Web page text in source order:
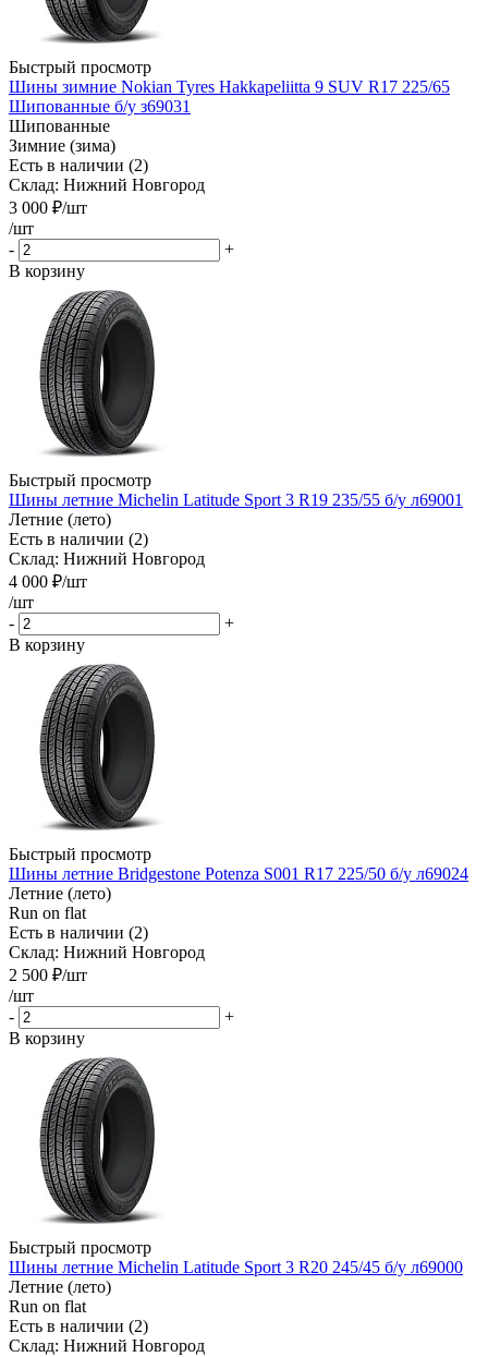
Быстрый просмотр
Шины зимние Nokian Tyres Hakkapeliitta 9 SUV R17 225/65
Шипованные б/у з69031
Шипованные
Зимние (зима)
Есть в наличии (2)
Склад: Нижний Новгород
3 000 ₽/шт
/шт
-
+
В корзину
Быстрый просмотр
Шины летние Michelin Latitude Sport 3 R19 235/55 б/у л69001
Летние (лето)
Есть в наличии (2)
Склад: Нижний Новгород
4 000 ₽/шт
/шт
-
+
В корзину
Быстрый просмотр
Шины летние Bridgestone Potenza S001 R17 225/50 б/у л69024
Летние (лето)
Run on flat
Есть в наличии (2)
Склад: Нижний Новгород
2 500 ₽/шт
/шт
-
+
В корзину
Быстрый просмотр
Шины летние Michelin Latitude Sport 3 R20 245/45 б/у л69000
Летние (лето)
Run on flat
Есть в наличии (2)
Склад: Нижний Новгород